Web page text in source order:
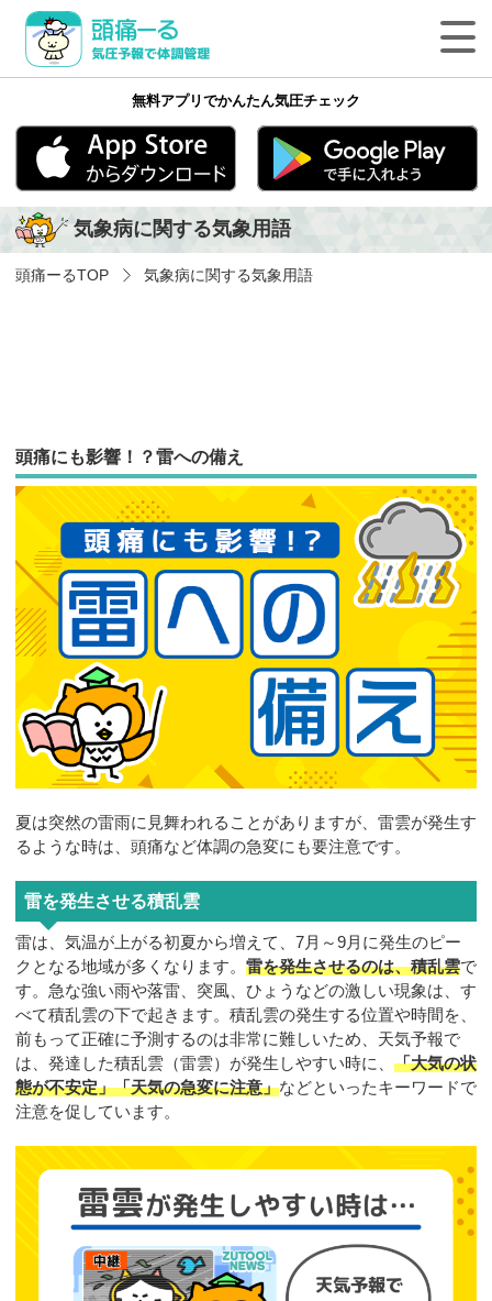
頭痛ーる 気圧予報で体調管理
最新の天気頭痛予報
気象病の基礎知識
気象病を防ぐ方法
法人のみなさまへ
お問合せ
無料アプリでかんたん気圧チェック
気象病に関する気象用語
頭痛ーるTOP 気象病に関する気象用語
頭痛にも影響！？雷への備え
夏は突然の雷雨に見舞われることがありますが、雷雲が発生す
るような時は、頭痛など体調の急変にも要注意です。
雷を発生させる積乱雲
雷は、気温が上がる初夏から増えて、7月～9月に発生のピー
クとなる地域が多くなります。 雷を発生させるのは、積乱雲で
す。急な強い雨や落雷、突風、ひょうなどの激しい現象は、す
べて積乱雲の下で起きます。積乱雲の発生する位置や時間を、
前もって正確に予測するのは非常に難しいため、天気予報で
は、発達した積乱雲（雷雲）が発生しやすい時に、 「大気の状
態が不安定」「天気の急変に注意」などといったキーワードで
注意を促しています。